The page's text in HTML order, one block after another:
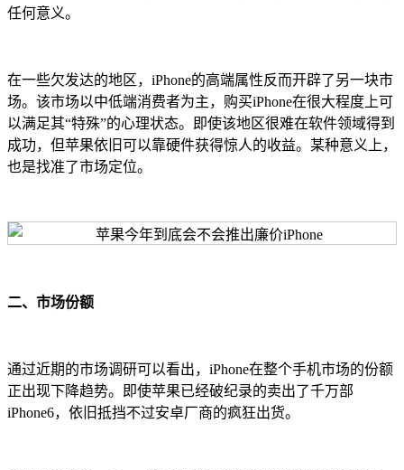
任何意义。
在一些欠发达的地区，iPhone的高端属性反而开辟了另一块市
场。该市场以中低端消费者为主，购买iPhone在很大程度上可
以满足其“特殊”的心理状态。即使该地区很难在软件领域得到
成功，但苹果依旧可以靠硬件获得惊人的收益。某种意义上，
也是找准了市场定位。
二、市场份额
通过近期的市场调研可以看出，iPhone在整个手机市场的份额
正出现下降趋势。即使苹果已经破纪录的卖出了千万部
iPhone6，依旧抵挡不过安卓厂商的疯狂出货。